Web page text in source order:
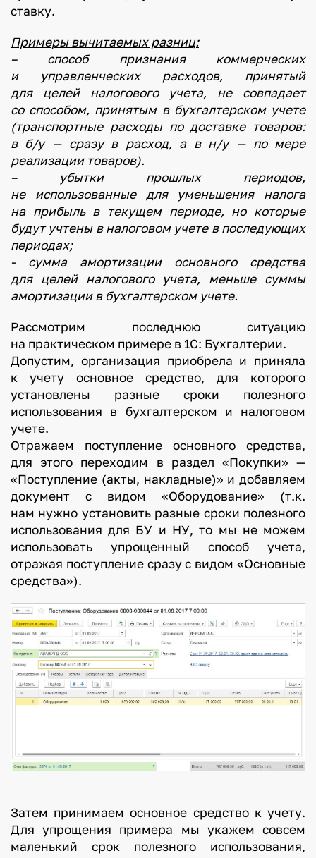
ставку.
Примеры вычитаемых разниц:
– способ признания коммерческих
и управленческих расходов, принятый
для целей налогового учета, не совпадает
со способом, принятым в бухгалтерском учете
(транспортные расходы по доставке товаров:
в б/у — сразу в расход, а в н/у — по мере
реализации товаров).
– убытки прошлых периодов,
не использованные для уменьшения налога
на прибыль в текущем периоде, но которые
будут учтены в налоговом учете в последующих
периодах;
- сумма амортизации основного средства
для целей налогового учета, меньше суммы
амортизации в бухгалтерском учете.
Рассмотрим последнюю ситуацию
на практическом примере в 1С: Бухгалтерии.
Допустим, организация приобрела и приняла
к учету основное средство, для которого
установлены разные сроки полезного
использования в бухгалтерском и налоговом
учете.
Отражаем поступление основного средства,
для этого переходим в раздел «Покупки» —
«Поступление (акты, накладные)» и добавляем
документ с видом «Оборудование» (т.к.
нам нужно установить разные сроки полезного
использования для БУ и НУ, то мы не можем
использовать упрощенный способ учета,
отражая поступление сразу с видом «Основные
средства»).
Затем принимаем основное средство к учету.
Для упрощения примера мы укажем совсем
маленький срок полезного использования,